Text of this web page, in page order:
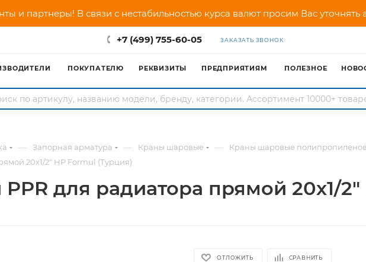
и партнеры! В связи с нестабильностью курса валют просим Вас
+7 (499) 755-60-05 ЗАКАЗАТЬ ЗВОНОК
ПОКУПАТЕЛЮ РЕКВИЗИТЫ ПРЕДПРИЯТИЯМ ПОЛЕЗНОЕ
— Запорная арматура — Краны шаровые — Краны шаровые
20х1/2" НР Formul (Турция)
для радиатора прямой 20х1/
ОТЛОЖИТЬ СРАВНИТЬ